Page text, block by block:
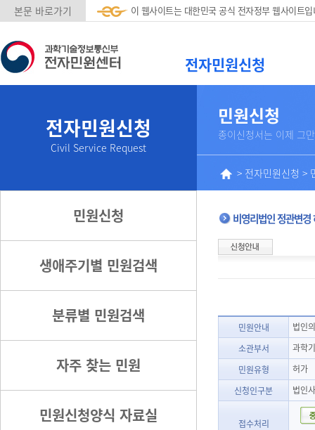
본문 바로가기 이 웹사이트는 대한민국 공식 전자정부 웹사이트
전자민원신청
전자민원신청
Civil Service Request
민원신청
생애주기별 민원검색
분류별 민원검색
자주 찾는 민원
민원신청양식 자료실
민원신청
종이신청서는 이제 그
> 전자민원신청 >
비영리법인 정관변경
민원안내
법인
소관부서
과학
민원유형
허가
신청인구분
법인
접수처리